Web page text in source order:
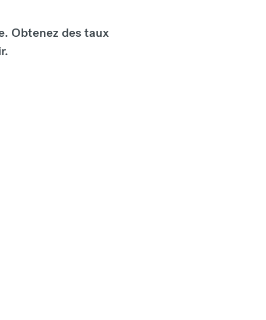
Obtenez des taux